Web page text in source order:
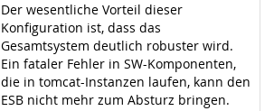
Der wesentliche Vorteil dieser
Konfiguration ist, dass das
Gesamtsystem deutlich robuster wird.
Ein fataler Fehler in SW-Komponenten,
die in tomcat-Instanzen laufen, kann den
ESB nicht mehr zum Absturz bringen.